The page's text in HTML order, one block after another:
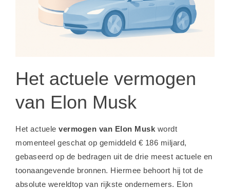
Het actuele vermogen
van Elon Musk
Het actuele vermogen van Elon Musk wordt
momenteel geschat op gemiddeld € 186 miljard,
gebaseerd op de bedragen uit de drie meest actuele en
toonaangevende bronnen. Hiermee behoort hij tot de
absolute wereldtop van rijkste ondernemers. Elon